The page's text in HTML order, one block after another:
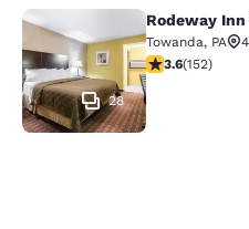
Rodeway Inn
28
Rodeway
Towanda, PA
calificación de
3.6(152)